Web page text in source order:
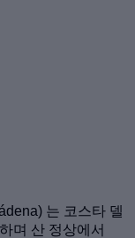
는 코스타 델
며 산 정상에서